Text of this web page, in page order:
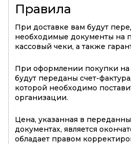
Правила
При доставке вам будут
необходимые документы на
кассовый чеки, а также
При оформлении покупки
будут переданы счет-
которой необходимо
организации.
Цена, указанная в
документах, является
обладает правом